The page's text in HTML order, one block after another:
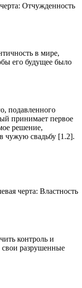
Отчужденность
в мире,
его будущее было
подавленного
принимает первое
решение,
чужую свадьбу [1.2].
черта: Властность
контроль и
свои разрушенные